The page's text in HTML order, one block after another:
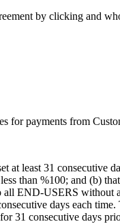
by clicking and
for payments from
at least 31
than %100; and (b)
END-USERS
days each
31 consecutive days